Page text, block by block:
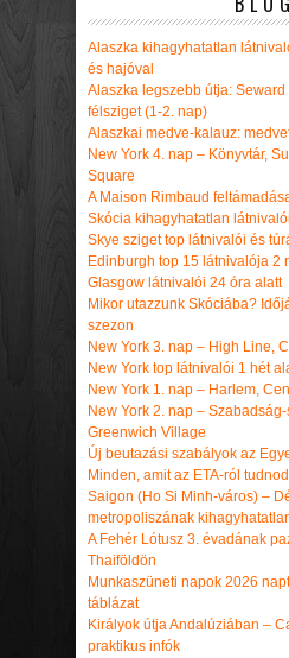
Alaszka kihagyhatatlan
és hajóval
Alaszka legszebb útja:
félsziget (1-2. nap)
Alaszkai medve-kalauz:
New York 4. nap – Könyvtár,
Square
A Maison Rimbaud
Skócia kihagyhatatlan
Skye sziget top látnivalói és
Edinburgh top 15 látnivalója 2
Glasgow látnivalói 24 óra alatt
Mikor utazzunk Skóciába?
szezon
New York 3. nap – High Line,
New York top látnivalói 1 hét
New York 1. nap – Harlem,
New York 2. nap –
Greenwich Village
Új beutazási szabályok az
Minden, amit az ETA-ról
Saigon (Ho Si Minh-város) –
metropoliszának
A Fehér Lótusz 3. évadának
Thaiföldön
Munkaszüneti napok 2026
táblázat
Királyok útja Andalúziában –
praktikus infók